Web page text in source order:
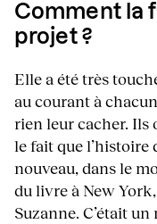
Comment la
projet ?
Elle a été très
au courant à
rien leur cacher. Ils
le fait que l’histoire
nouveau, dans le
du livre à New
Suzanne. C’était